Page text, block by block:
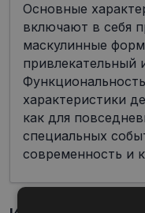
Основные
включают в себя
маскулинные
привлекательный
характеристики
как для
специальных
современность и